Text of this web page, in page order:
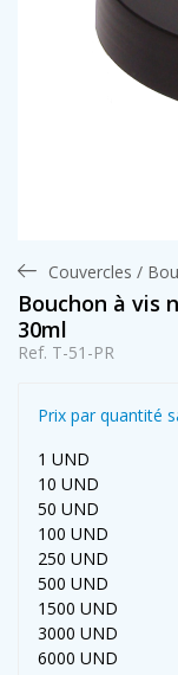
Couvercles /
Bouchon à vis
30ml
Ref. T-51-PR
Prix par quantité
1 UND
10 UND
50 UND
100 UND
250 UND
500 UND
1500 UND
3000 UND
6000 UND